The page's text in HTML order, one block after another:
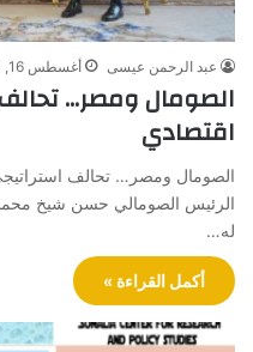
عبد الرحمن عيسى أغسطس 16, 2024
الصومال ومصر…
اقتصادي
الصومال ومصر… تحالف
الرئيس الصومالي حسن شيخ
له…
أكمل القراءة »